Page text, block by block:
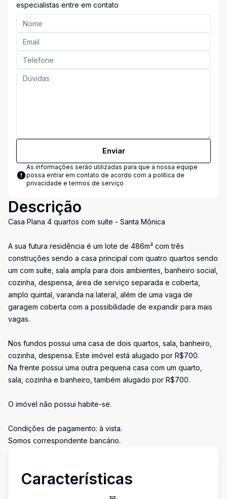
especialistas entre em contato
Enviar
As informações serão utilizadas para que a nossa equipe
possa entrar em contato de acordo com a política de
privacidade e termos de serviço
Descrição
Casa Plana 4 quartos com suíte - Santa Mônica
A sua futura residência é um lote de 486m² com três
construções sendo a casa principal com quatro quartos sendo
um com suíte, sala ampla para dois ambientes, banheiro social,
cozinha, despensa, área de serviço separada e coberta,
amplo quintal, varanda na lateral, além de uma vaga de
garagem coberta com a possibilidade de expandir para mais
vagas.
Nos fundos possui uma casa de dois quartos, sala, banheiro,
cozinha, despensa. Este imóvel está alugado por R$700.
Na frente possui uma outra pequena casa com um quarto,
sala, cozinha e banheiro, também alugado por R$700.
O imóvel não possui habite-se.
Condições de pagamento: à vista.
Somos correspondente bancário.
Características